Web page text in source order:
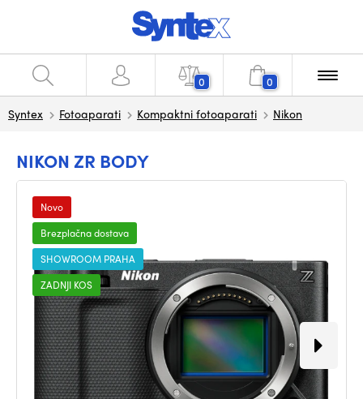
0 0
Syntex Fotoaparati Kompaktni fotoaparati Nikon
NIKON ZR BODY
Novo
Brezplačna dostava
SHOWROOM PRAHA
ZADNJI KOS